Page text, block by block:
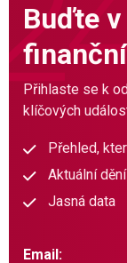
Buďte
Přihlaste se k
klíčových
Přehled,
Aktuální dění
Jasná data
Email: